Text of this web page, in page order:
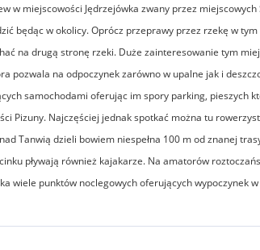
w miejscowości Jędrzejówka zwany przez
będąc w okolicy. Oprócz przeprawy przez rzekę w
na drugą stronę rzeki. Duże zainteresowanie tym
pozwala na odpoczynek zarówno w upalne jak i
samochodami oferując im spory parking, pieszych
Pizuny. Najczęściej jednak spotkać można tu
Tanwią dzieli bowiem niespełna 100 m od znanej
pływają również kajakarze. Na amatorów
wiele punktów noclegowych oferujących wypoczynek